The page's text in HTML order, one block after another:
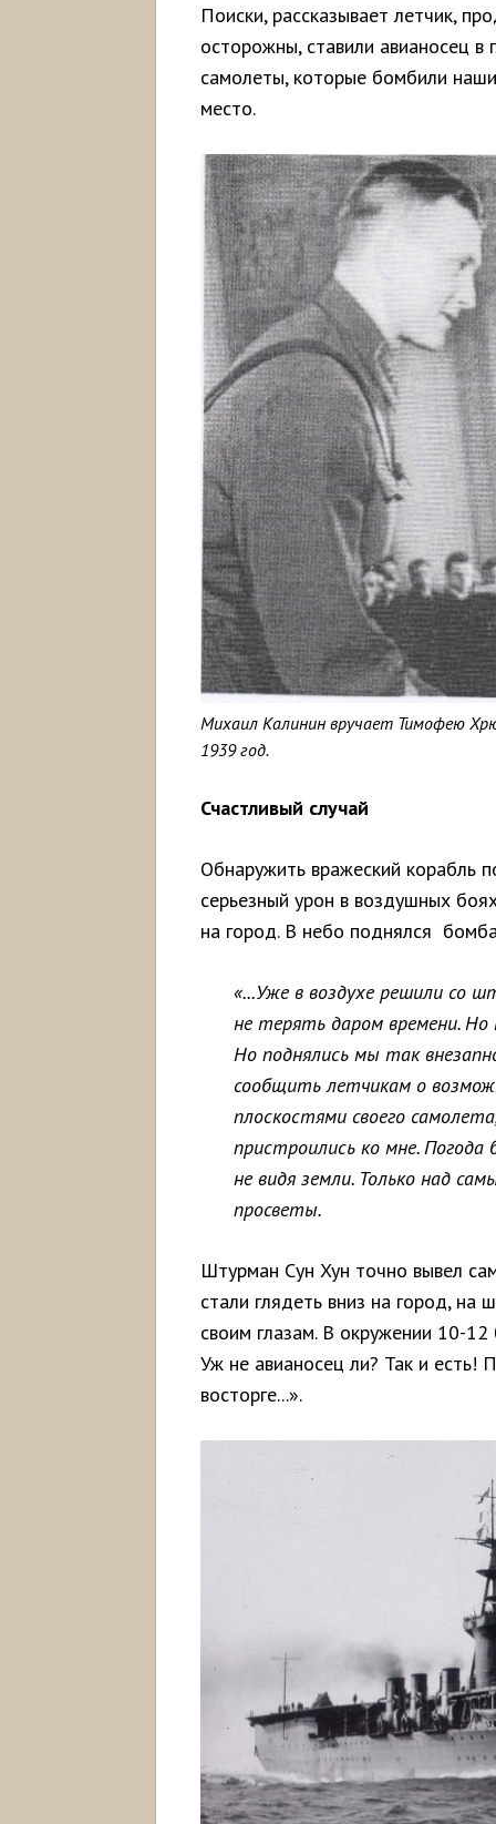
Поиски, рассказывает летчик,
осторожны, ставили авианосец в
самолеты, которые бомбили
место.
Михаил Калинин вручает Тимофею
1939 год.
Счастливый случай
Обнаружить вражеский корабль
серьезный урон в воздушных
на город. В небо поднялся
«...Уже в воздухе решили со
не терять даром времени.
Но поднялись мы так
сообщить летчикам о
плоскостями своего
пристроились ко мне.
не видя земли. Только над
просветы.
Штурман Сун Хун точно вывел
стали глядеть вниз на город, на
своим глазам. В окружении 10-
Уж не авианосец ли? Так и есть!
восторге...».